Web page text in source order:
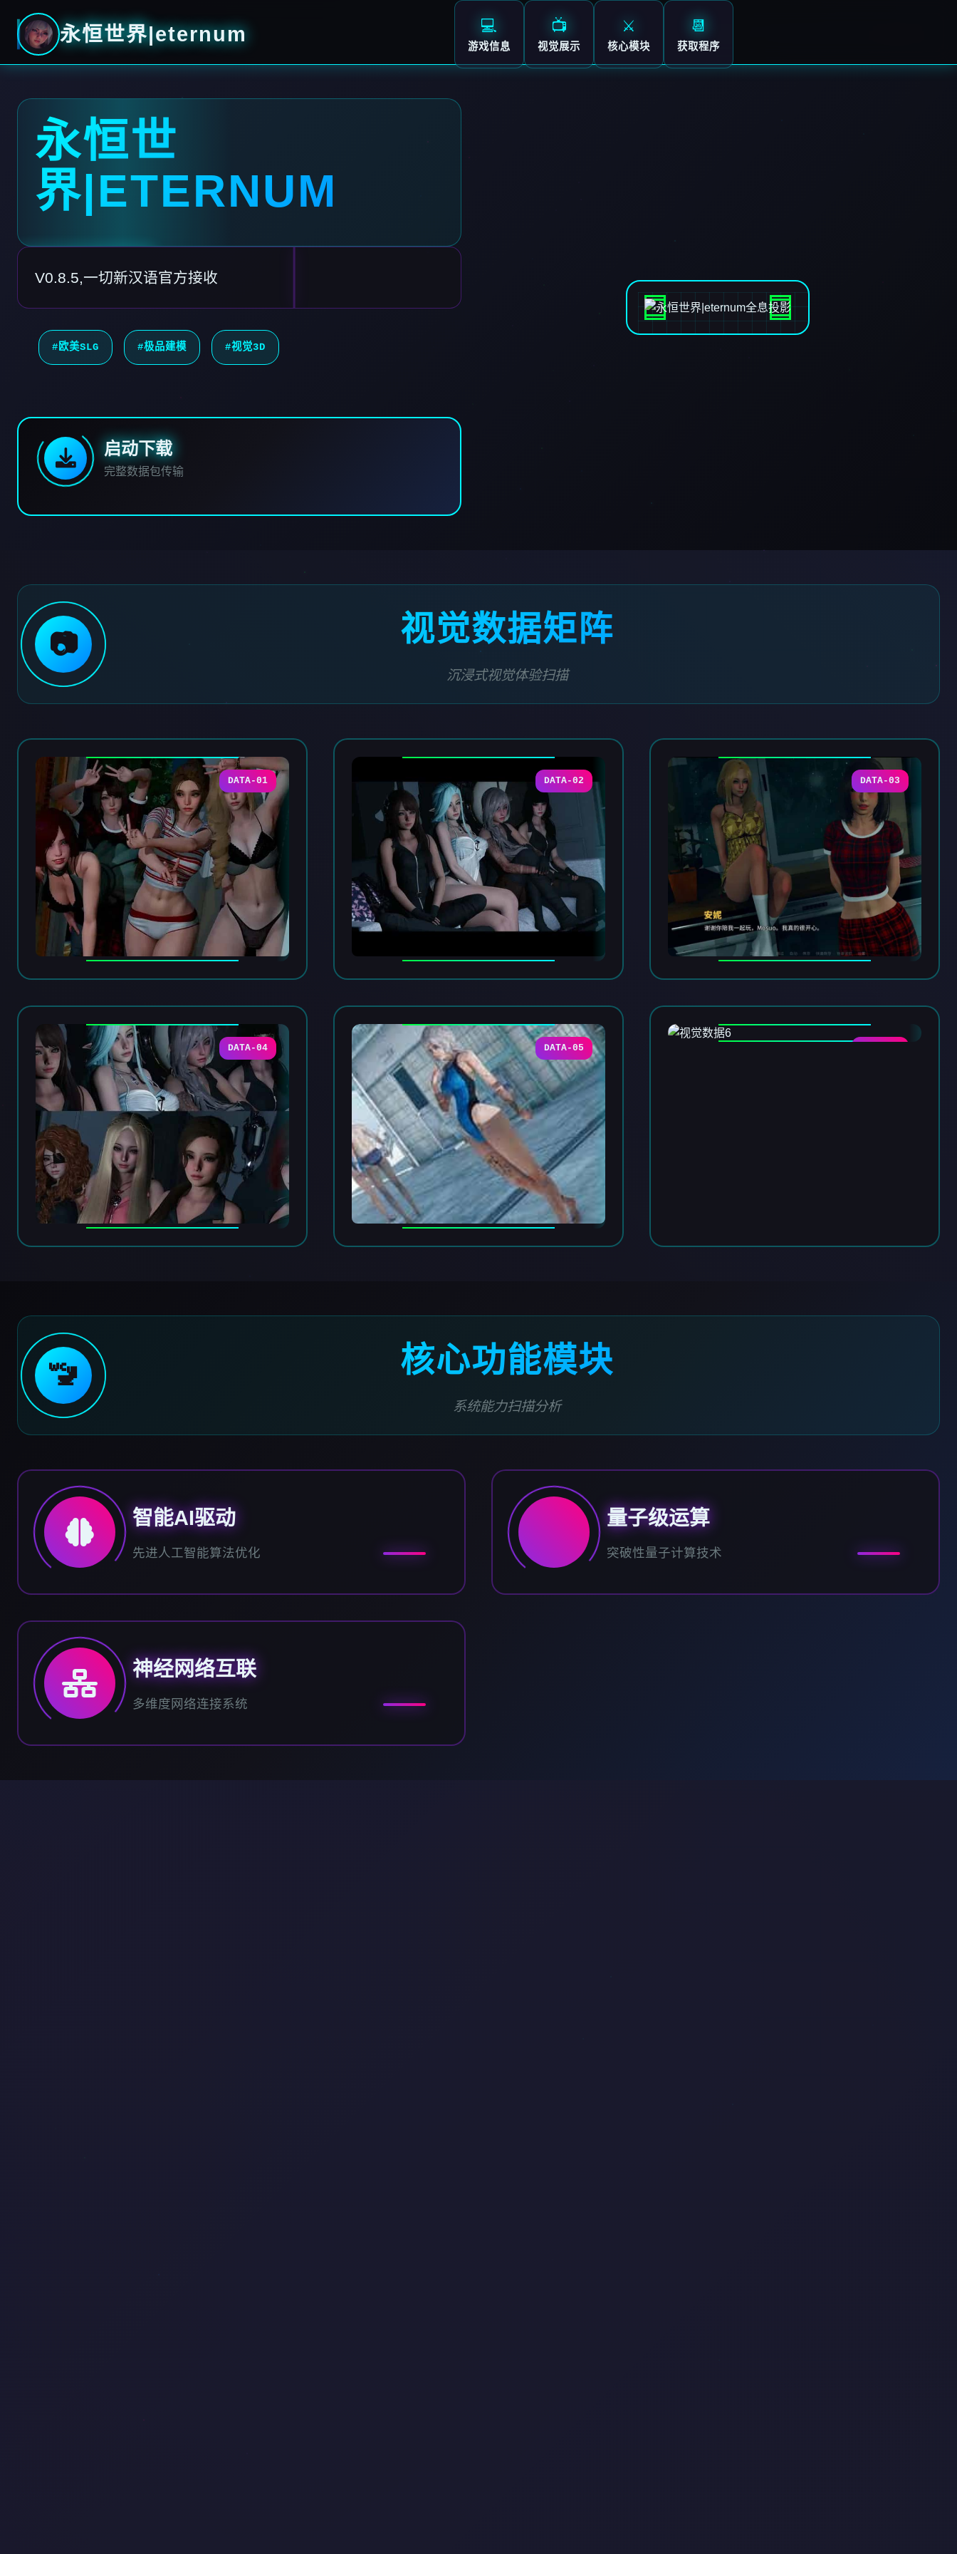
永恒世界|eternum 💻
游戏信息
📺
视觉展示
⚔️
核心模块
📆
获取程序
永恒世
界|ETERNUM
V0.8.5,一切新汉语官方接收
#欧美SLG #极品建模 #视觉3D
启动下载
完整数据包传输
📷 视觉数据矩阵
沉浸式视觉体验扫描
DATA-01 DATA-02 DATA-03
DATA-04 DATA-05
🚾 核心功能模块
系统能力扫描分析
智能AI驱动
先进人工智能算法优化
量子级运算
突破性量子计算技术
神经网络互联
多维度网络连接系统